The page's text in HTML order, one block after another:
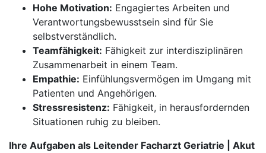
Hohe Motivation: Engagiertes Arbeiten und
Verantwortungsbewusstsein sind für Sie
selbstverständlich.
Teamfähigkeit: Fähigkeit zur interdisziplinären
Zusammenarbeit in einem Team.
Empathie: Einfühlungsvermögen im Umgang mit
Patienten und Angehörigen.
Stressresistenz: Fähigkeit, in herausfordernden
Situationen ruhig zu bleiben.
Ihre Aufgaben als Leitender Facharzt Geriatrie | Akut